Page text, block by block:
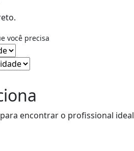
você precisa
encontrar o profissional ideal